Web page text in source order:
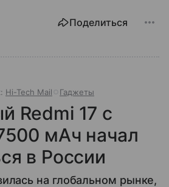
Поделиться
Hi-Tech Mail Гаджеты
Redmi 17 с
мАч начал
в России
на глобальном рынке,